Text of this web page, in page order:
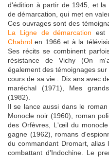
d'édition à partir de 1945, et
de démarcation, qui met en
Ces ouvrages sont des
La Ligne de démarcation est
Chabrol en 1966 et à la
Ses récits se combinent
résistance de Vichy (On
également des témoignages
cours de sa vie : Dix ans avec
maréchal (1971), Mes
(1982).
Il se lance aussi dans le
Monocle noir (1960), roman
des Orfèvres, L'œil du
gagne (1962), romans
du commandant Dromart, alias
combattant d'Indochine. Le